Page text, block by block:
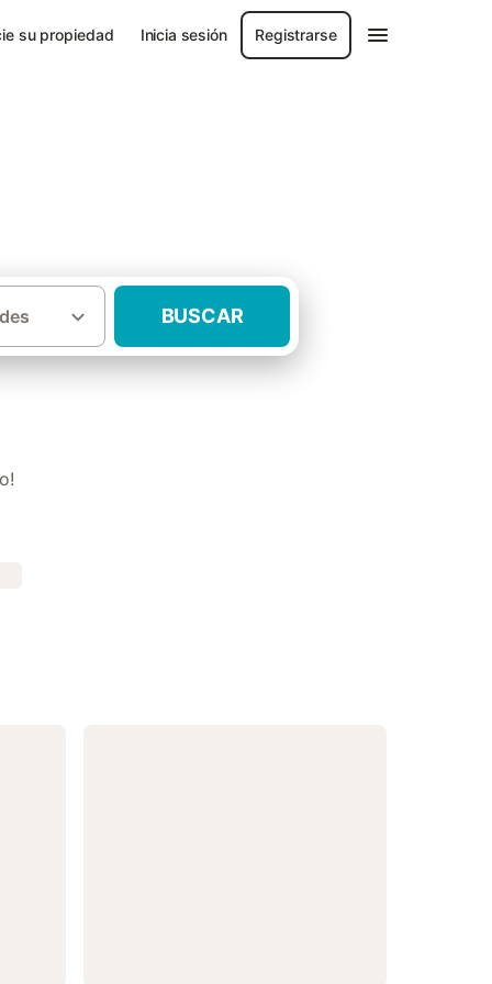
su propiedad Inicia sesión Registrarse
BUSCAR